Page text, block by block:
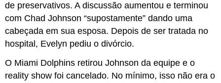
de preservativos. A discussão aumentou e terminou
com Chad Johnson “supostamente” dando uma
cabeçada em sua esposa. Depois de ser tratada no
hospital, Evelyn pediu o divórcio.
O Miami Dolphins retirou Johnson da equipe e o
reality show foi cancelado. No mínimo, isso não era o